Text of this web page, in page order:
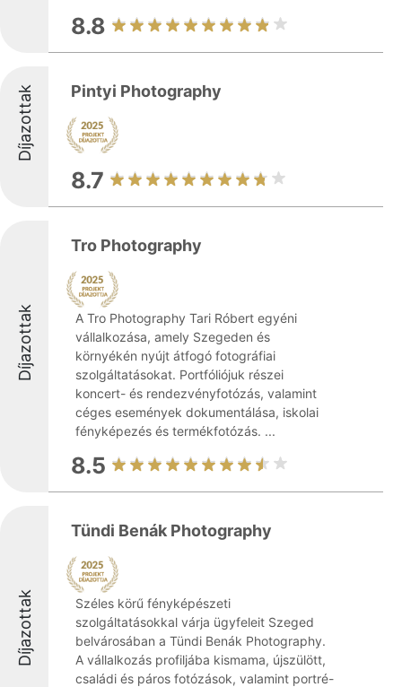
8.8
Díjazottak Pintyi Photography
8.7
Díjazottak
Tro Photography
A Tro Photography Tari Róbert egyéni
vállalkozása, amely Szegeden és
környékén nyújt átfogó fotográfiai
szolgáltatásokat. Portfóliójuk részei
koncert- és rendezvényfotózás, valamint
céges események dokumentálása, iskolai
fényképezés és termékfotózás. ...
8.5
Díjazottak
Tündi Benák Photography
Széles körű fényképészeti
szolgáltatásokkal várja ügyfeleit Szeged
belvárosában a Tündi Benák Photography.
A vállalkozás profiljába kismama, újszülött,
családi és páros fotózások, valamint portré-